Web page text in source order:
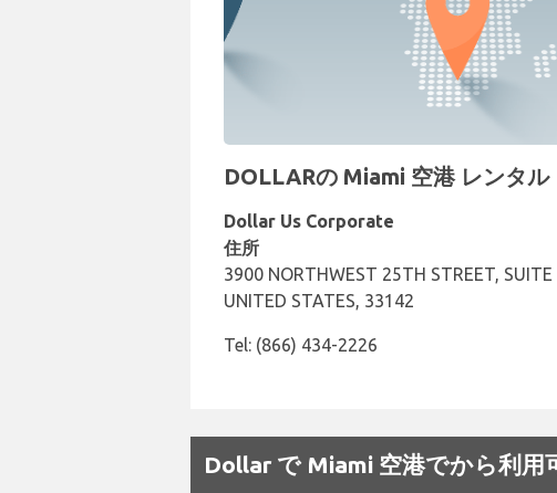
DOLLARの Miami 空港 レンタル
Dollar Us Corporate
住所
3900 NORTHWEST 25TH STREET,
UNITED STATES, 33142
Tel: (866) 434-2226
Dollar で Miami 空港でから利用